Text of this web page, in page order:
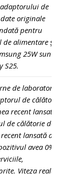
de
originale
pentru
alimentare și
25W sunt
S25.
de laborator
de
recent lansată
de călătorie de
lansată a
avea 0%
Viteza reală